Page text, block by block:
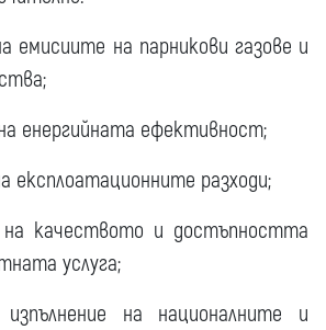
емисиите на парникови газове и
енергийната ефективност;
експлоатационните разходи;
на качеството и достъпността
услуга;
на националните и